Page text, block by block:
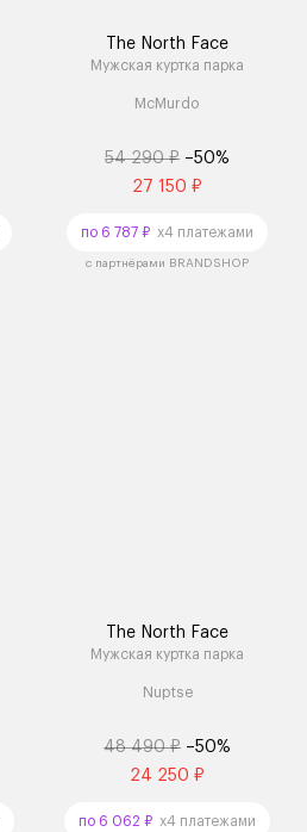
The North Face
Мужская куртка парка
McMurdo
54 290 ₽ –50%
27 150 ₽
по 6 787 ₽ x4 платежами
с партнёрами BRANDSHOP
The North Face
Мужская куртка парка
Nuptse
48 490 ₽ –50%
24 250 ₽
по 6 062 ₽ x4 платежами